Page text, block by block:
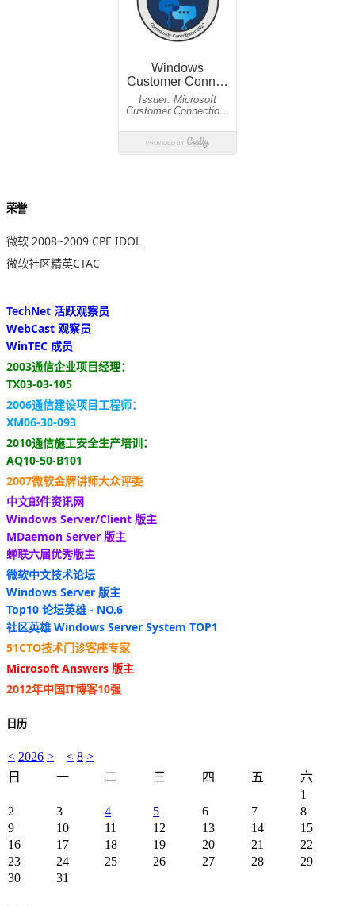
荣誉
微软 2008~2009 CPE IDOL
微软社区精英CTAC
TechNet 活跃观察员
WebCast 观察员
WinTEC 成员
2003通信企业项目经理：
TX03-03-105
2006通信建设项目工程师：
XM06-30-093
2010通信施工安全生产培训：
AQ10-50-B101
2007微软金牌讲师大众评委
中文邮件资讯网
Windows Server/Client 版主
MDaemon Server 版主
蝉联六届优秀版主
微软中文技术论坛
Windows Server 版主
Top10 论坛英雄 - NO.6
社区英雄 Windows Server System TOP1
51CTO技术门诊客座专家
Microsoft Answers 版主
2012年中国IT博客10强
日历
< 2026 > < 8 >
日
一 二 三 四 五
六
1
2
3 4 5 6 7
8
9
10 11 12 13 14
15
16
17 18 19 20 21
22
23
24 25 26 27 28
29
30
31